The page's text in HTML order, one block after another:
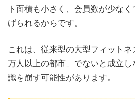
ト面積も小さく、会員数が少な
げられるからです。
これは、従来型の大型フィット
万人以上の都市」でないと成立し
識を崩す可能性があります。